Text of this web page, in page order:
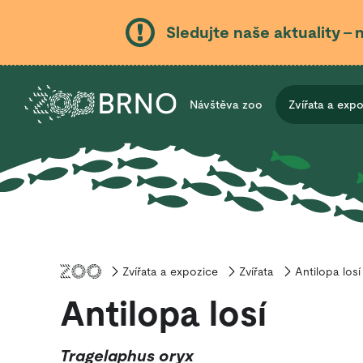
Sledujte naše aktuality –
Návštěva zoo Zvířata a
Úvod
Zvířata a expozice Zvířata Antilopa losí
Antilopa losí
Tragelaphus oryx